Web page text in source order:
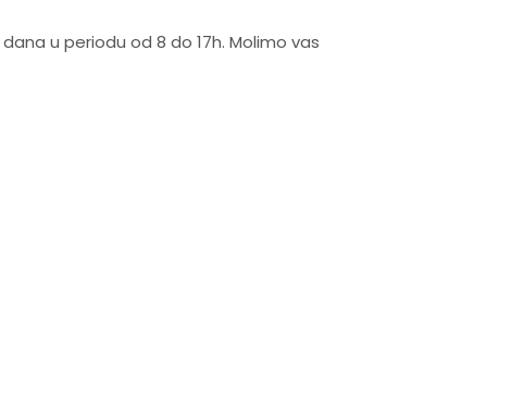
u periodu od 8 do 17h. Molimo vas